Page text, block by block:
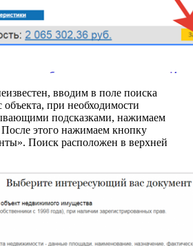
вводим в поле поиска
объекта, при необходимости
подсказками, нажимаем
этого нажимаем кнопку
Поиск расположен в верхней